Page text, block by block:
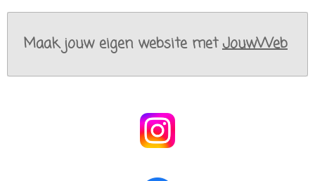
Maak jouw eigen website metJouwWeb